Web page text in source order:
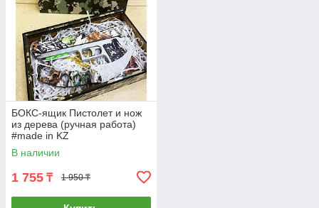
БОКС-ящик Пистолет и нож
из дерева (ручная работа)
#made in KZ
В наличии
1 755 ₸ 1 950 ₸